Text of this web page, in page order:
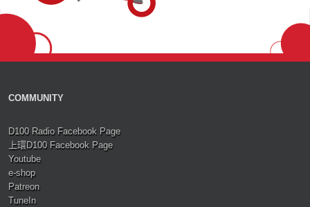
COMMUNITY
D100 Radio Facebook Page
上環D100 Facebook Page
Youtube
e-shop
Patreon
TuneIn